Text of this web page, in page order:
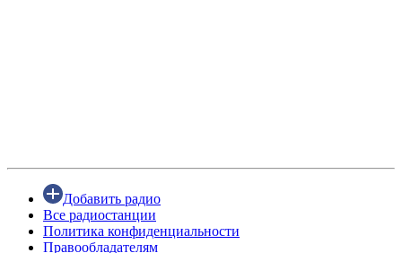
Добавить радио
Все радиостанции
Политика конфиденциальности
Правообладателям